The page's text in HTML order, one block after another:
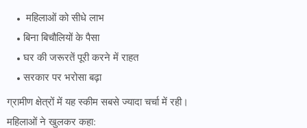
महिलाओं को सीधे लाभ
बिना बिचौलियों के पैसा
घर की जरूरतें पूरी करने में राहत
सरकार पर भरोसा बढ़ा
ग्रामीण क्षेत्रों में यह स्कीम सबसे ज्यादा चर्चा में रही।
महिलाओं ने खुलकर कहा: